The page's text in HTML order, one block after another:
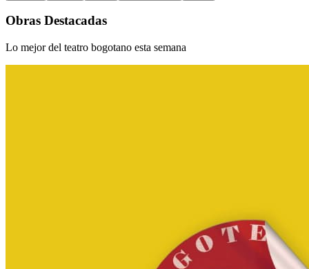
Obras Destacadas
Lo mejor del teatro bogotano esta semana